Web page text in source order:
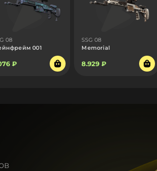
08
001
₽
SSG 08
Memorial
8.929 ₽